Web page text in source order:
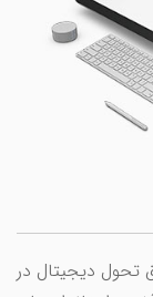
تحول دیجیتال در